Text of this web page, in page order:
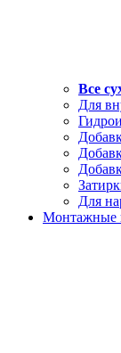
Все
Для
Для
Монтажные